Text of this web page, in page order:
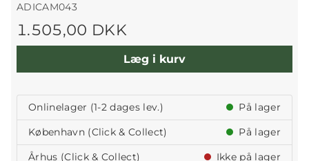
ADICAM043
1.505,00 DKK
Læg i kurv
Onlinelager (1-2 dages lev.)
På lager
København (Click & Collect)
På lager
Århus (Click & Collect)
Ikke på lager